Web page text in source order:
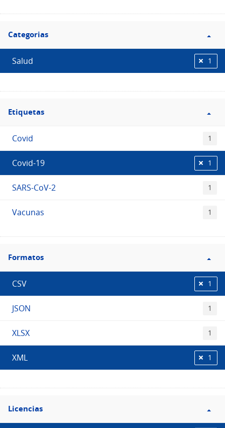
Filtro
Categorias
Categorias
Salud 1
Filtro
Etiquetas
Etiquetas
Covid 1
Covid-19 1
SARS-CoV-2 1
Vacunas 1
Filtro
Formatos
Formatos
CSV 1
JSON 1
XLSX 1
XML 1
Filtro
Licencias
Licencias